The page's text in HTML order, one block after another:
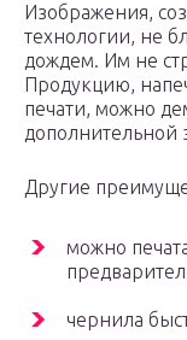
Изображения,
технологии, не
дождем. Им не
Продукцию,
печати, можно
Другие
можно
чернила